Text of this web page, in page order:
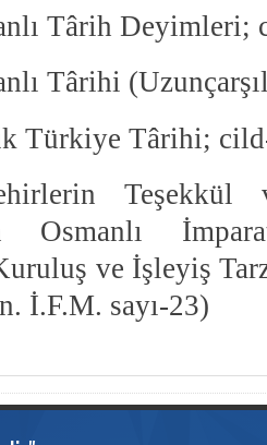
Târih Deyimleri;
Târihi
Türkiye Târihi;
Teşekkül
Osmanlı
ve İşleyiş
İ.F.M. sayı-23)